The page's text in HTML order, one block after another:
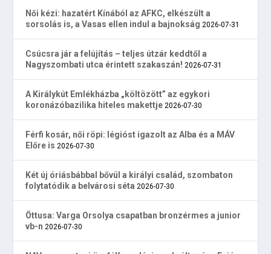
Női kézi: hazatért Kínából az AFKC, elkészült a
sorsolás is, a Vasas ellen indul a bajnokság 2026-07-31
Csúcsra jár a felújítás – teljes útzár keddtől a
Nagyszombati utca érintett szakaszán! 2026-07-31
A Királykút Emlékházba „költözött” az egykori
koronázóbazilika hiteles makettje 2026-07-30
Férfi kosár, női röpi: légióst igazolt az Alba és a MÁV
Előre is 2026-07-30
Két új óriásbábbal bővül a királyi család, szombaton
folytatódik a belvárosi séta 2026-07-30
Öttusa: Varga Orsolya csapatban bronzérmes a junior
vb-n 2026-07-30